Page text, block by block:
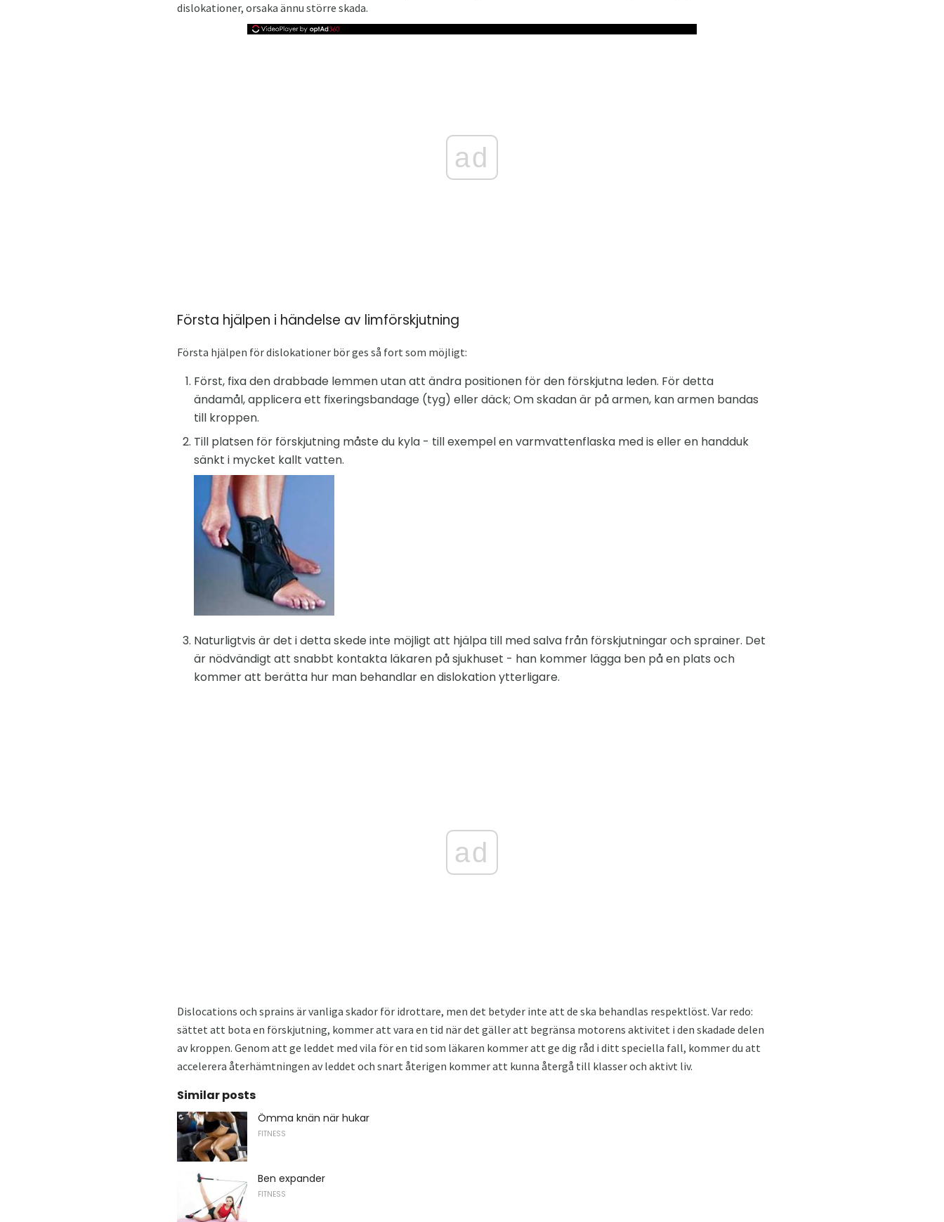
dislokationer, orsaka ännu större skada.
ad
Första hjälpen i händelse av limförskjutning
Första hjälpen för dislokationer bör ges så fort som möjligt:
Först, fixa den drabbade lemmen utan att ändra positionen för den förskjutna leden. För detta
ändamål, applicera ett fixeringsbandage (tyg) eller däck; Om skadan är på armen, kan armen bandas
till kroppen.
Till platsen för förskjutning måste du kyla - till exempel en varmvattenflaska med is eller en handduk
sänkt i mycket kallt vatten.
Naturligtvis är det i detta skede inte möjligt att hjälpa till med salva från förskjutningar och sprainer. Det
är nödvändigt att snabbt kontakta läkaren på sjukhuset - han kommer lägga ben på en plats och
kommer att berätta hur man behandlar en dislokation ytterligare.
ad
Dislocations och sprains är vanliga skador för idrottare, men det betyder inte att de ska behandlas respektlöst. Var redo:
sättet att bota en förskjutning, kommer att vara en tid när det gäller att begränsa motorens aktivitet i den skadade delen
av kroppen. Genom att ge leddet med vila för en tid som läkaren kommer att ge dig råd i ditt speciella fall, kommer du att
accelerera återhämtningen av leddet och snart återigen kommer att kunna återgå till klasser och aktivt liv.
Similar posts
Ömma knän när hukar
FITNESS
Ben expander
FITNESS